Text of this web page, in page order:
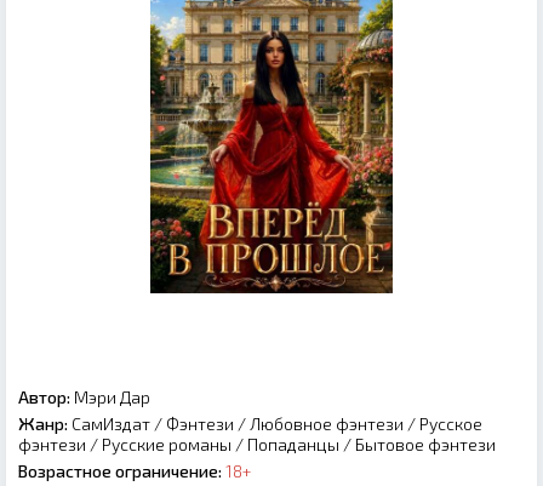
Автор: Мэри Дар
Жанр: СамИздат / Фэнтези / Любовное фэнтези / Русское
фэнтези / Русские романы / Попаданцы / Бытовое фэнтези
Возрастное ограничение: 18+